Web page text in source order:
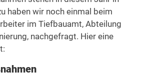
haben wir noch einmal beim
im Tiefbauamt, Abteilung
nachgefragt. Hier eine